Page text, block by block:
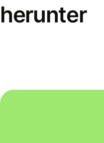
herunter